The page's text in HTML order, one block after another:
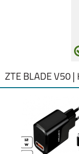
ZTE BLADE V50 |